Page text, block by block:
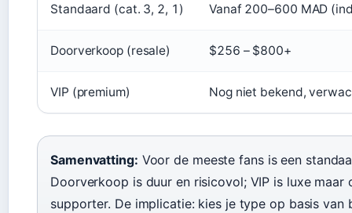
Standaard (cat. 3, 2, 1) Vanaf 200–600 MAD
Doorverkoop (resale) $256 – $800+
VIP (premium) Nog niet bekend,
Samenvatting: Voor de meeste fans is een
Doorverkoop is duur en risicovol; VIP is luxe
supporter. De implicatie: kies je type op basis van